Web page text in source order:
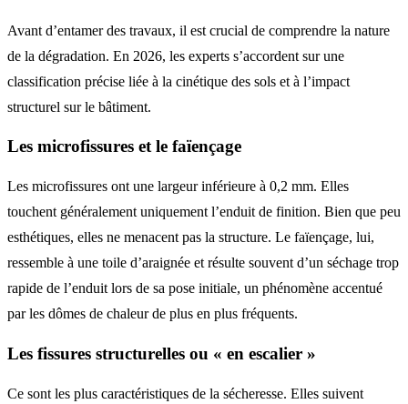
Avant d’entamer des travaux, il est crucial de comprendre la nature
de la dégradation. En 2026, les experts s’accordent sur une
classification précise liée à la cinétique des sols et à l’impact
structurel sur le bâtiment.
Les microfissures et le faïençage
Les microfissures ont une largeur inférieure à 0,2 mm. Elles
touchent généralement uniquement l’enduit de finition. Bien que peu
esthétiques, elles ne menacent pas la structure. Le faïençage, lui,
ressemble à une toile d’araignée et résulte souvent d’un séchage trop
rapide de l’enduit lors de sa pose initiale, un phénomène accentué
par les dômes de chaleur de plus en plus fréquents.
Les fissures structurelles ou « en escalier »
Ce sont les plus caractéristiques de la sécheresse. Elles suivent